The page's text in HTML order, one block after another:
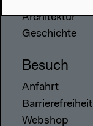
Architektur
Geschichte
Besuch
Anfahrt
Barrierefreiheit
Webshop